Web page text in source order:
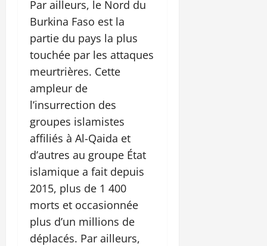
Par ailleurs, le Nord du
Burkina Faso est la
partie du pays la plus
touchée par les attaques
meurtrières. Cette
ampleur de
l’insurrection des
groupes islamistes
affiliés à Al-Qaida et
d’autres au groupe État
islamique a fait depuis
2015, plus de 1 400
morts et occasionnée
plus d’un millions de
déplacés. Par ailleurs,